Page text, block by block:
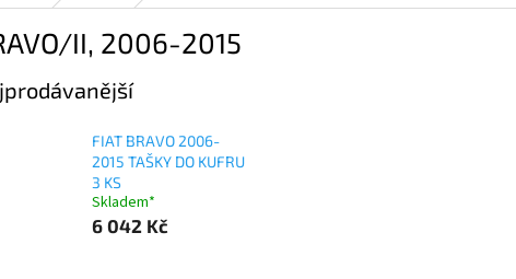
II, 2006-2015
FIAT BRAVO 2006-
2015 TAŠKY DO KUFRU
3 KS
Skladem*
6 042 Kč